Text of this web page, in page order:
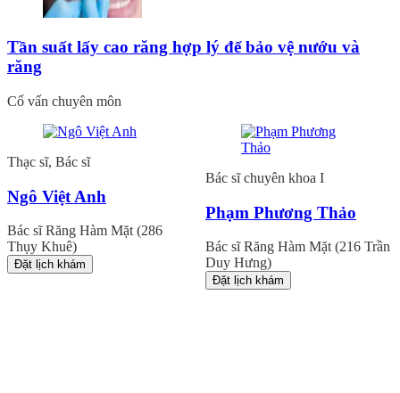
Tần suất lấy cao răng hợp lý để bảo vệ nướu và
răng
Cố vấn chuyên môn
Thạc sĩ, Bác sĩ
Ngô Việt Anh
Bác sĩ Răng Hàm Mặt (286
Thụy Khuê)
Đặt lịch khám
Bác sĩ chuyên khoa I
Phạm Phương Thảo
Bác sĩ Răng Hàm Mặt (216 Trần
Duy Hưng)
Đặt lịch khám